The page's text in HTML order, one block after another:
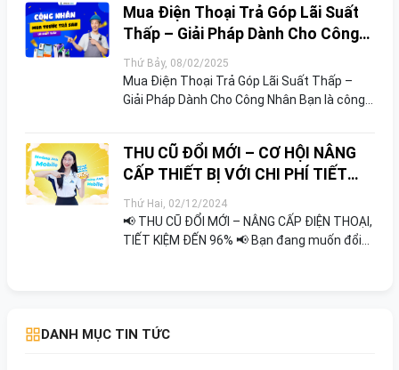
đặt hàng onl...
Mua Điện Thoại Trả Góp Lãi Suất
Thấp – Giải Pháp Dành Cho Công
Nhân
Thứ Bảy, 08/02/2025
Mua Điện Thoại Trả Góp Lãi Suất Thấp –
Giải Pháp Dành Cho Công Nhân Bạn là công
lo, chương ...
THU CŨ ĐỔI MỚI – CƠ HỘI NÂNG
CẤP THIẾT BỊ VỚI CHI PHÍ TIẾT
KIỆM
Thứ Hai, 02/12/2024
📢 THU CŨ ĐỔI MỚI – NÂNG CẤP ĐIỆN THOẠI,
TIẾT KIỆM ĐẾN 96% 📢 Bạn đang muốn đổi
DANH MỤC TIN TỨC